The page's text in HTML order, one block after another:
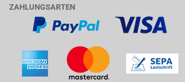
ZAHLUNGSARTEN